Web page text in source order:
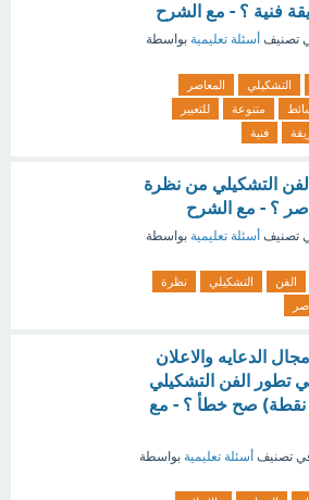
فنية ؟ - مع الشرح
تصنيف أسئلة تعليمية بواسطة
التشكيلي
المعاصر
متنوعة
للتعبير
فنية
الفن التشكيلي من نظرة
؟ - مع الشرح
تصنيف أسئلة تعليمية بواسطة
الفن التشكيلي
نظرة
الدعايه والاعلان
تطور الفن التشكيلي
المعاصر (2 نقطة) صح خطأ ؟ - مع
تصنيف أسئلة تعليمية بواسطة